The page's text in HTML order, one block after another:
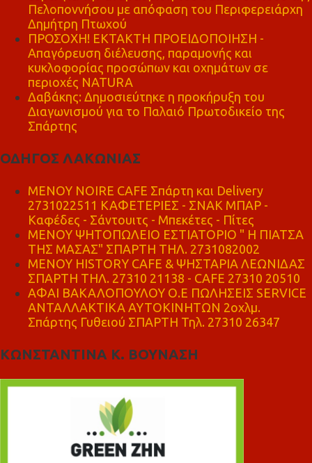
Πελοποννήσου με απόφαση του Περιφερειάρχη
Δημήτρη Πτωχού
ΠΡΟΣΟΧΗ! ΕΚΤΑΚΤΗ ΠΡΟΕΙΔΟΠΟΙΗΣΗ -
Απαγόρευση διέλευσης, παραμονής και
κυκλοφορίας προσώπων και οχημάτων σε
περιοχές NATURA
Δαβάκης: Δημοσιεύτηκε η προκήρυξη του
Διαγωνισμού για το Παλαιό Πρωτοδικείο της
Σπάρτης
ΟΔΗΓΟΣ ΛΑΚΩΝΙΑΣ
MENOY NOIRE CAFE Σπάρτη και Delivery
2731022511 ΚΑΦΕΤΕΡΙΕΣ - ΣΝΑΚ ΜΠΑΡ -
Καφέδες - Σάντουιτς - Μπεκέτες - Πίτες
ΜΕΝΟΥ ΨΗΤΟΠΩΛΕΙΟ ΕΣΤΙΑΤΟΡΙΟ " Η ΠΙΑΤΣΑ
ΤΗΣ ΜΑΣΑΣ" ΣΠΑΡΤΗ ΤΗΛ. 2731082002
ΜΕΝΟΥ HISTORY CAFE & ΨΗΣΤΑΡΙΑ ΛΕΩΝΙΔΑΣ
ΣΠΑΡΤΗ ΤΗΛ. 27310 21138 - CAFE 27310 20510
ΑΦΑΙ ΒΑΚΑΛΟΠΟΥΛΟΥ Ο.Ε ΠΩΛΗΣΕΙΣ SERVICE
ΑΝΤΑΛΛΑΚΤΙΚΑ ΑΥΤΟΚΙΝΗΤΩΝ 2οχλμ.
Σπάρτης Γυθειού ΣΠΑΡΤΗ Τηλ. 27310 26347
ΚΩΝΣΤΑΝΤΙΝΑ Κ. ΒΟΥΝΑΣΗ